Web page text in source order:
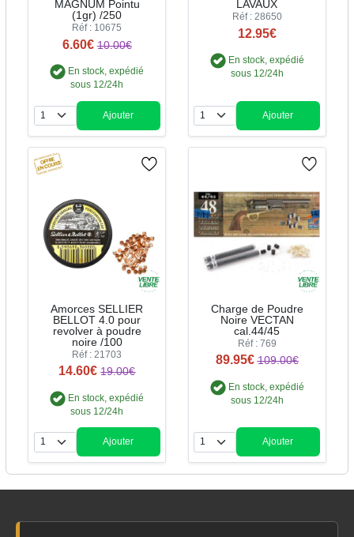
MAGNUM Pointu
(1gr) /250
Réf : 10675
6.60€ 10.00€
En stock, expédié
sous 12/24h
Quantité
Ajouter
LAVAUX
Réf : 28650
12.95€
En stock, expédié
sous 12/24h
Quantité
Ajouter
Amorces SELLIER
BELLOT 4.0 pour
revolver à poudre
noire /100
Réf : 21703
14.60€ 19.00€
En stock, expédié
sous 12/24h
Quantité
Ajouter
Charge de Poudre
Noire VECTAN
cal.44/45
Réf : 769
89.95€ 109.00€
En stock, expédié
sous 12/24h
Quantité
Ajouter